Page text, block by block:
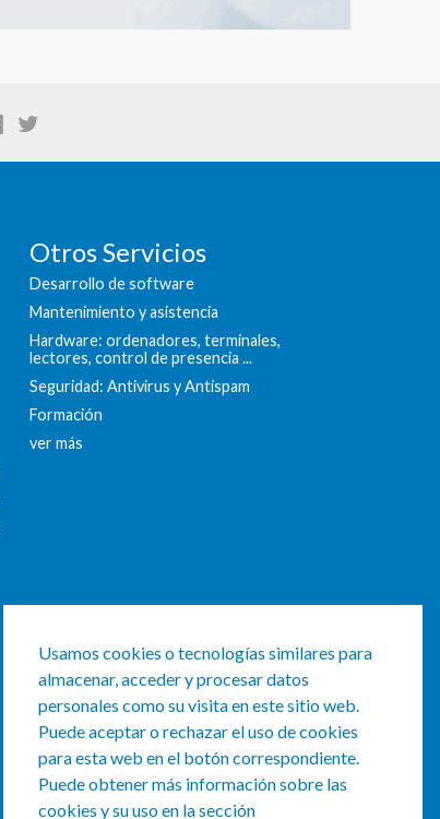
Usamos cookies o tecnologías similares para
almacenar, acceder y procesar datos
personales como su visita en este sitio web.
Puede aceptar o rechazar el uso de cookies
para esta web en el botón correspondiente.
Puede obtener más información sobre las
cookies y su uso en la sección
Otros Servicios
Desarrollo de software
Mantenimiento y asistencia
Hardware: ordenadores, terminales,
lectores, control de presencia ...
Seguridad: Antivirus y Antispam
Formación
ver más